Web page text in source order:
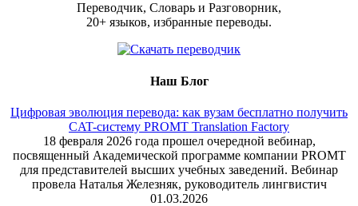
Переводчик, Словарь и Разговорник,
20+ языков, избранные переводы.
Наш Блог
Цифровая эволюция перевода: как вузам бесплатно получить
CAT-систему PROMT Translation Factory
18 февраля 2026 года прошел очередной вебинар,
посвященный Академической программе компании PROMT
для представителей высших учебных заведений. Вебинар
провела Наталья Железняк, руководитель лингвистич
01.03.2026